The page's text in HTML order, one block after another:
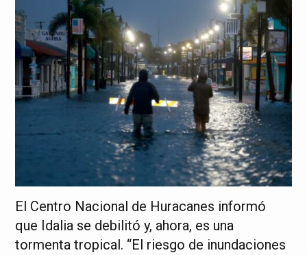
El Centro Nacional de Huracanes informó
que Idalia se debilitó y, ahora, es una
tormenta tropical. “El riesgo de inundaciones